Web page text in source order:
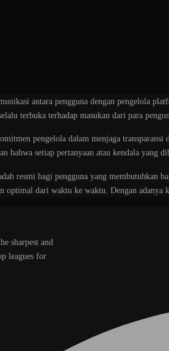
antara pengguna dengan pengelola
terbuka terhadap masukan dari para
pengelola dalam menjaga
bahwa setiap pertanyaan atau kendala yang
resmi bagi pengguna yang
optimal dari waktu ke waktu. Dengan
sharpest and
leagues for